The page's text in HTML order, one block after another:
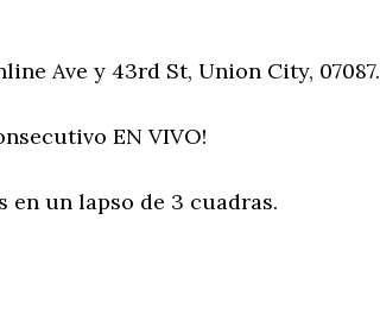
Ave y 43rd St, Union City, 07087.
EN VIVO!
un lapso de 3 cuadras.